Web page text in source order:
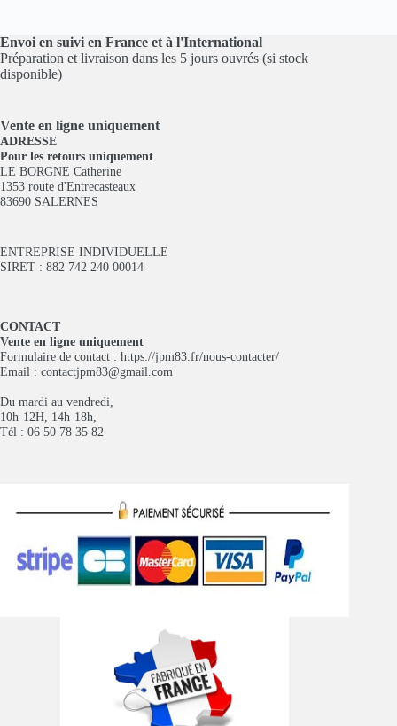
Envoi en suivi en France et à l'International
Préparation et livraison dans les 5 jours ouvrés (si stock
disponible)
Vente en ligne uniquement
ADRESSE
Pour les retours uniquement
LE BORGNE Catherine
1353 route d'Entrecasteaux
83690 SALERNES
ENTREPRISE INDIVIDUELLE
SIRET : 882 742 240 00014
CONTACT
Vente en ligne uniquement
Formulaire de contact : https://jpm83.fr/nous-contacter/
Email : contactjpm83@gmail.com
Du mardi au vendredi,
10h-12H, 14h-18h,
Tél : 06 50 78 35 82